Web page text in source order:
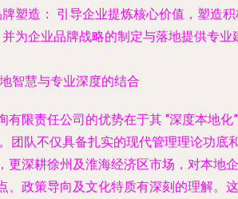
塑造：
引导企业提炼核心价值，塑造
为企业品牌战略的制定与落地提供专业
智慧与专业深度的结合
有限责任公司的优势在于其 “深度本地化”
团队不仅具备扎实的现代管理理论功底
更深耕徐州及淮海经济区市场，对本地企
、政策导向及文化特质有深刻的理解。这